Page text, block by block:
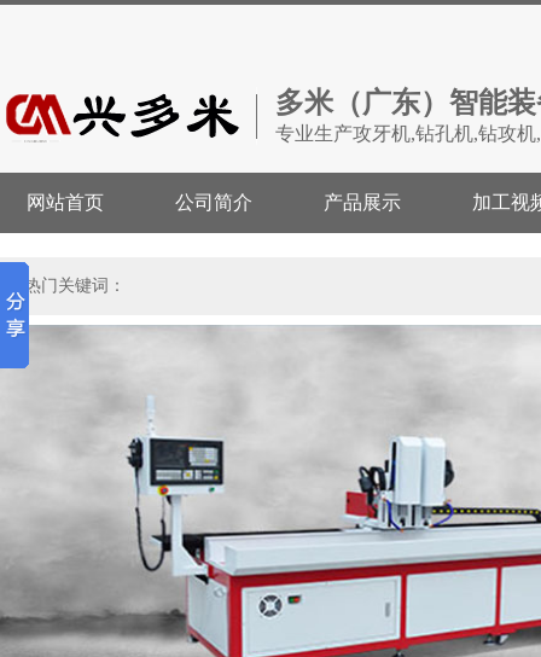
多米（广东）智能
专业生产攻牙机,钻孔机,钻攻
网站首页 公司简介 产品展示 加工视
热门关键词：